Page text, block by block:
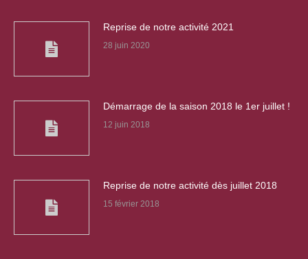
Reprise de notre activité 2021
28 juin 2020
Démarrage de la saison 2018 le 1er juillet !
12 juin 2018
Reprise de notre activité dès juillet 2018
15 février 2018